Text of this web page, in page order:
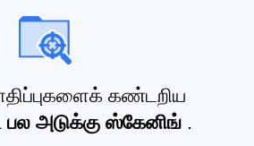
கண்டறிய
பல அடுக்கு ஸ்கேனிங் .